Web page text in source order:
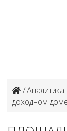
/
доходном